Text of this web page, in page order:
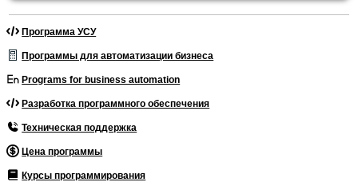
Программа УСУ
Программы для автоматизации бизнеса
Programs for business automation
Разработка программного обеспечения
Техническая поддержка
Цена программы
Курсы программирования